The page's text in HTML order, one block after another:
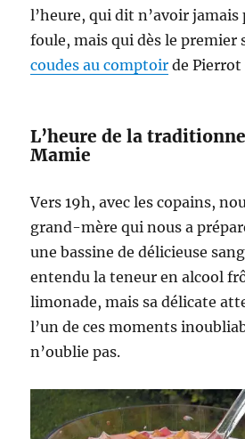
l’heure, qui dit n’avoir jamais
foule, mais qui dès le premier
coudes au comptoir de Pierrot
L’heure de la
Mamie
Vers 19h, avec les copains,
grand-mère qui nous a
une bassine de délicieuse
entendu la teneur en alcool
limonade, mais sa délicate
l’un de ces moments
n’oublie pas.